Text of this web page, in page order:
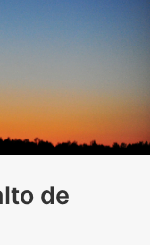
de